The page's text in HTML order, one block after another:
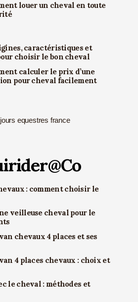
louer un cheval en toute
caractéristiques et
choisir le bon cheval
calculer le prix d’une
pour cheval facilement
: comment choisir le
veilleuse cheval pour le
chevaux 4 places et ses
4 places chevaux : choix et
le cheval : méthodes et